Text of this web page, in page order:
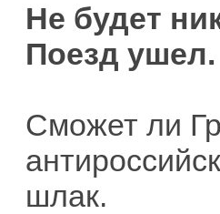
Не будет
Поезд ушел.
Сможет ли
шлак.